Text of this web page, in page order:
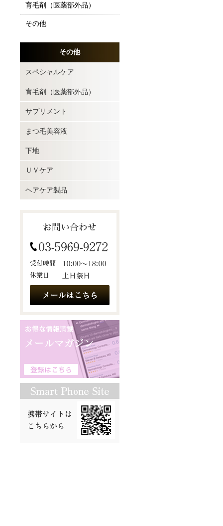
育毛剤（医薬部外品）
その他
その他
スペシャルケア
育毛剤（医薬部外品）
サプリメント
まつ毛美容液
下地
ＵＶケア
ヘアケア製品